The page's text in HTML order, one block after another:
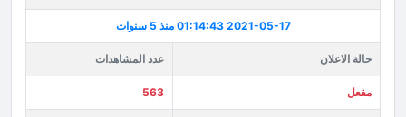
2021-05-17 01:14:43 منذ 5 سنوات
حالة الاعلان عدد المشاهدات
مفعل 563